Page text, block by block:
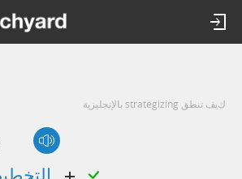
كيف تنطق strategizing بالإنجليزية